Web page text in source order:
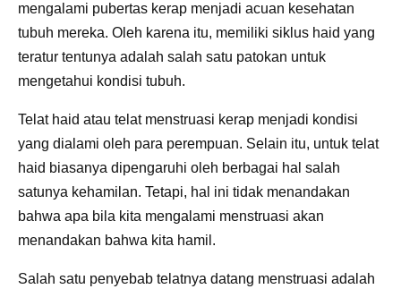
mengalami pubertas kerap menjadi acuan kesehatan
tubuh mereka. Oleh karena itu, memiliki siklus haid yang
teratur tentunya adalah salah satu patokan untuk
mengetahui kondisi tubuh.
Telat haid atau telat menstruasi kerap menjadi kondisi
yang dialami oleh para perempuan. Selain itu, untuk telat
haid biasanya dipengaruhi oleh berbagai hal salah
satunya kehamilan. Tetapi, hal ini tidak menandakan
bahwa apa bila kita mengalami menstruasi akan
menandakan bahwa kita hamil.
Salah satu penyebab telatnya datang menstruasi adalah